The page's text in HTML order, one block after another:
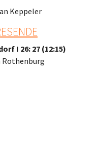
Keppeler
I 26: 27 (12:15)
Rothenburg